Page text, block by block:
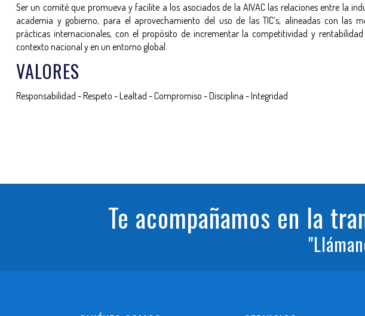
Ser un comité que promueva y facilite a los asociados de la AIVAC las relaciones entre la
academia y gobierno, para el aprovechamiento del uso de las TIC’s, alineadas con las
prácticas internacionales, con el propósito de incrementar la competitividad y
contexto nacional y en un entorno global.
VALORES
Responsabilidad - Respeto - Lealtad - Compromiso - Disciplina - Integridad
Te acompañamos en la